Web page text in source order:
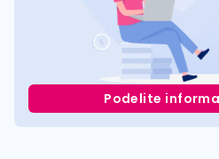
Podelite